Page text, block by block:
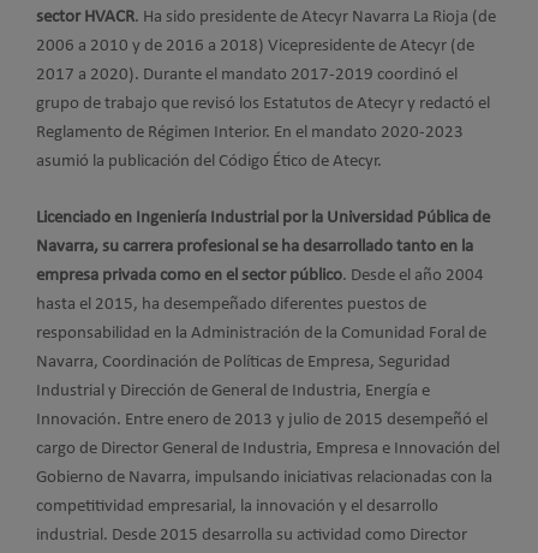
sector HVACR. Ha sido presidente de Atecyr Navarra La Rioja (de
2006 a 2010 y de 2016 a 2018) Vicepresidente de Atecyr (de
2017 a 2020). Durante el mandato 2017-2019 coordinó el
grupo de trabajo que revisó los Estatutos de Atecyr y redactó el
Reglamento de Régimen Interior. En el mandato 2020-2023
asumió la publicación del Código Ético de Atecyr.
Licenciado en Ingeniería Industrial por la Universidad Pública de
Navarra, su carrera profesional se ha desarrollado tanto en la
empresa privada como en el sector público. Desde el año 2004
hasta el 2015, ha desempeñado diferentes puestos de
responsabilidad en la Administración de la Comunidad Foral de
Navarra, Coordinación de Políticas de Empresa, Seguridad
Industrial y Dirección de General de Industria, Energía e
Innovación. Entre enero de 2013 y julio de 2015 desempeñó el
cargo de Director General de Industria, Empresa e Innovación del
Gobierno de Navarra, impulsando iniciativas relacionadas con la
competitividad empresarial, la innovación y el desarrollo
industrial. Desde 2015 desarrolla su actividad como Director